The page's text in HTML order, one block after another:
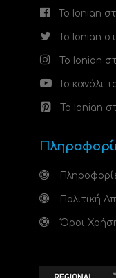
Το Ionian
Το Ionian
Το Ionian
Το κανάλι
Το Ionian
Πολιτική
Όροι